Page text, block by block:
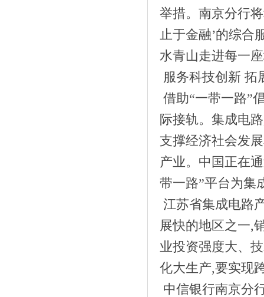
举措。南京分行
止于金融’的综合
水青山走进每一
服务科技创新 拓
借助“一带一路”
际接轨。集成电
支撑经济社会发
产业。中国正在
带一路”平台为集
江苏省集成电路
展快的地区之一,
业投资强度大、
化大生产,要实现
中信银行南京分